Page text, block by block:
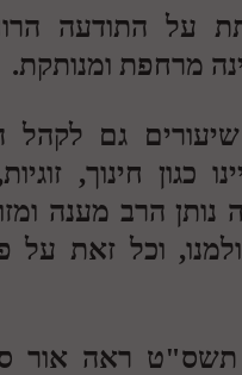
על התודעה
מרחפת ומנותקת.
גם לקהל
כגון חינוך,
נותן הרב מענה
וכל זאת על
ראה אור